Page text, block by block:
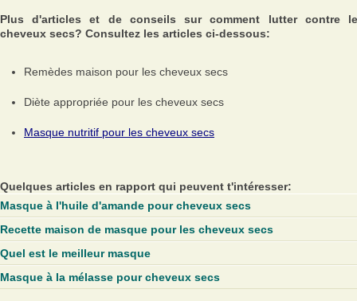
Plus d'articles et de conseils sur comment lutter contre
cheveux secs? Consultez les articles ci-dessous:
Remèdes maison pour les cheveux secs
Diète appropriée pour les cheveux secs
Masque nutritif pour les cheveux secs
Quelques articles en rapport qui peuvent t'intéresser:
Masque à l'huile d'amande pour cheveux secs
Recette maison de masque pour les cheveux secs
Quel est le meilleur masque
Masque à la mélasse pour cheveux secs